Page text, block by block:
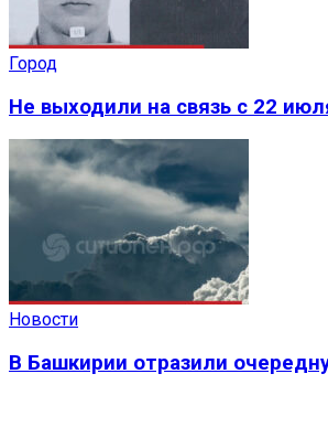
Город
Не выходили на связь с 22
Новости
В Башкирии отразили